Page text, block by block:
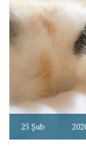
25 Şub